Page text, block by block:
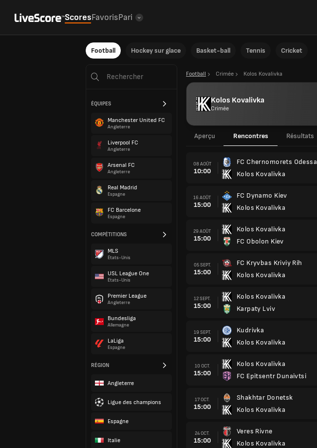
ScoresFavorisPari
Football Hockey sur glace Basket-ball Tennis Cricket
ÉQUIPES
Manchester United FC
Angleterre
Liverpool FC
Angleterre
Arsenal FC
Angleterre
Real Madrid
Espagne
FC Barcelone
Espagne
COMPÉTITIONS
MLS
États-Unis
USL League One
États-Unis
Premier League
Angleterre
Bundesliga
Allemagne
LaLiga
Espagne
RÉGION
Angleterre
Ligue des champions
Espagne
Italie
Football Crimée Kolos Kovalivka
Kolos Kovalivka
Crimée
Aperçu Rencontres Résultats
08 AOÛT
10:00
FC Chernomorets Odessa
Kolos Kovalivka
16 AOÛT
15:00
FC Dynamo Kiev
Kolos Kovalivka
29 AOÛT
15:00
Kolos Kovalivka
FC Obolon Kiev
05 SEPT.
15:00
FC Kryvbas Kriviy Rih
Kolos Kovalivka
12 SEPT.
15:00
Kolos Kovalivka
Karpaty Lviv
19 SEPT.
15:00
Kudrivka
Kolos Kovalivka
10 OCT.
15:00
Kolos Kovalivka
FC Epitsentr Dunaivtsi
17 OCT.
15:00
Shakhtar Donetsk
Kolos Kovalivka
24 OCT.
15:00
Veres Rivne
Kolos Kovalivka